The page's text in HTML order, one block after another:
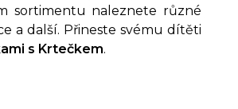
sortimentu naleznete různé
a další. Přineste svému dítěti
s Krtečkem.